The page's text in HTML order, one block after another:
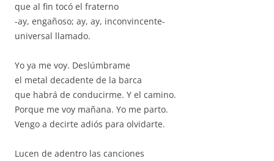
que al fin tocó el fraterno
-ay, engañoso; ay, ay, inconvincente-
universal llamado.
Yo ya me voy. Deslúmbrame
el metal decadente de la barca
que habrá de conducirme. Y el camino.
Porque me voy mañana. Yo me parto.
Vengo a decirte adiós para olvidarte.
Lucen de adentro las canciones